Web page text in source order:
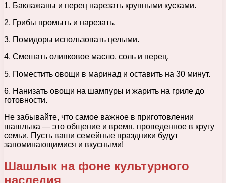
1. Баклажаны и перец нарезать крупными кусками.
2. Грибы промыть и нарезать.
3. Помидоры использовать целыми.
4. Смешать оливковое масло, соль и перец.
5. Поместить овощи в маринад и оставить на 30 минут.
6. Нанизать овощи на шампуры и жарить на гриле до
готовности.
Не забывайте, что самое важное в приготовлении
шашлыка — это общение и время, проведенное в кругу
семьи. Пусть ваши семейные праздники будут
запоминающимися и вкусными!
Шашлык на фоне культурного
наследия